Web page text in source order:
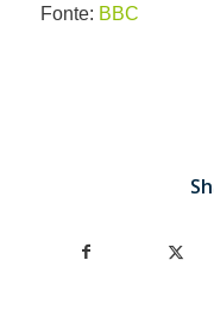
Fonte: BBC